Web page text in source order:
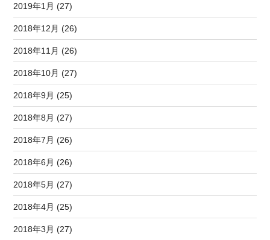
2019年1月 (27)
2018年12月 (26)
2018年11月 (26)
2018年10月 (27)
2018年9月 (25)
2018年8月 (27)
2018年7月 (26)
2018年6月 (26)
2018年5月 (27)
2018年4月 (25)
2018年3月 (27)